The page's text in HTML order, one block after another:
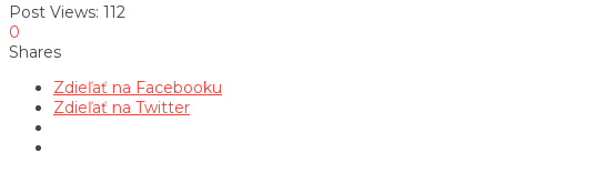
Post Views: 112
0
Shares
Zdieľať na Facebooku
Zdieľať na Twitter